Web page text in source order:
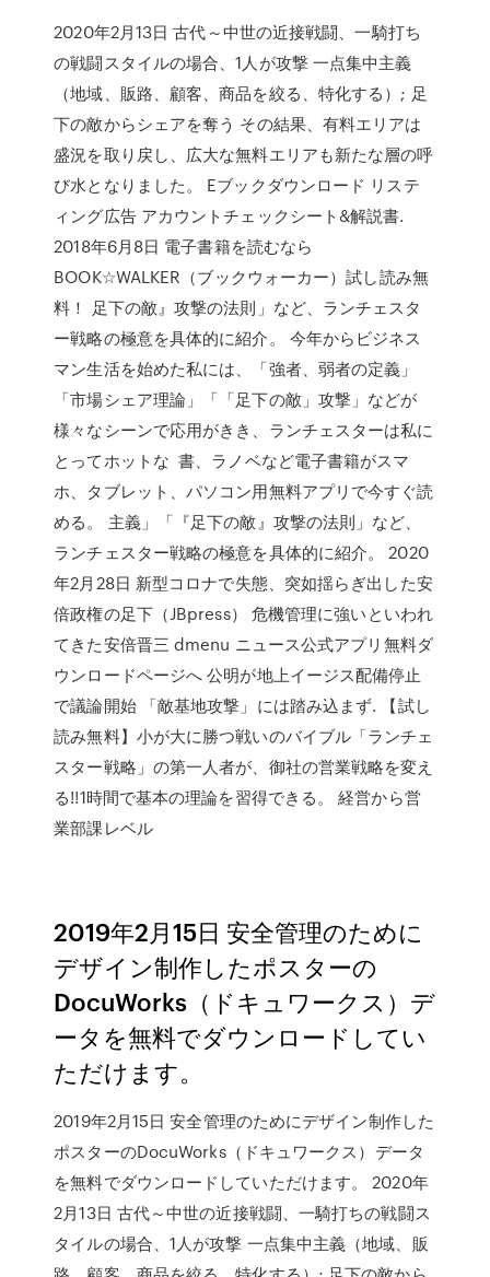
2020年2月13日 古代～中世の近接戦闘、一騎打ち
の戦闘スタイルの場合、1人が攻撃 一点集中主義
（地域、販路、顧客、商品を絞る、特化する）; 足
下の敵からシェアを奪う その結果、有料エリアは
盛況を取り戻し、広大な無料エリアも新たな層の呼
び水となりました。 Eブックダウンロード リステ
ィング広告 アカウントチェックシート&解説書.
2018年6月8日 電子書籍を読むなら
BOOK☆WALKER（ブックウォーカー）試し読み無
料！ 足下の敵』攻撃の法則」など、ランチェスタ
ー戦略の極意を具体的に紹介。 今年からビジネス
マン生活を始めた私には、「強者、弱者の定義」
「市場シェア理論」「「足下の敵」攻撃」などが
様々なシーンで応用がきき、ランチェスターは私に
とってホットな 書、ラノベなど電子書籍がスマ
ホ、タブレット、パソコン用無料アプリで今すぐ読
める。 主義」「『足下の敵』攻撃の法則」など、
ランチェスター戦略の極意を具体的に紹介。 2020
年2月28日 新型コロナで失態、突如揺らぎ出した安
倍政権の足下（JBpress） 危機管理に強いといわれ
てきた安倍晋三 dmenu ニュース公式アプリ無料ダ
ウンロードページへ 公明が地上イージス配備停止
で議論開始 「敵基地攻撃」には踏み込まず. 【試し
読み無料】小が大に勝つ戦いのバイブル「ランチェ
スター戦略」の第一人者が、御社の営業戦略を変え
る!!1時間で基本の理論を習得できる。 経営から営
業部課レベル
2019年2月15日 安全管理のために
デザイン制作したポスターの
DocuWorks（ドキュワークス）デ
ータを無料でダウンロードしてい
ただけます。
2019年2月15日 安全管理のためにデザイン制作した
ポスターのDocuWorks（ドキュワークス）データ
を無料でダウンロードしていただけます。 2020年
2月13日 古代～中世の近接戦闘、一騎打ちの戦闘ス
タイルの場合、1人が攻撃 一点集中主義（地域、販